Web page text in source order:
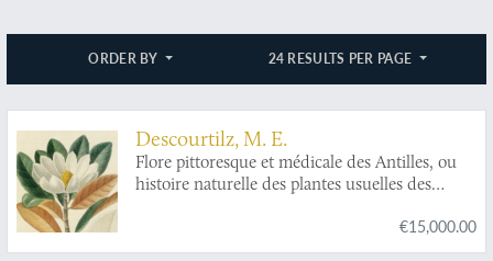
ORDER BY 24 RESULTS PER PAGE
Descourtilz, M. E.
Flore pittoresque et médicale des Antilles, ou
histoire naturelle des plantes usuelles des
Portugaises; Peinte d'après les dessins faits sur
les lieux par M. J. Th. Descourtilz.
€15,000.00